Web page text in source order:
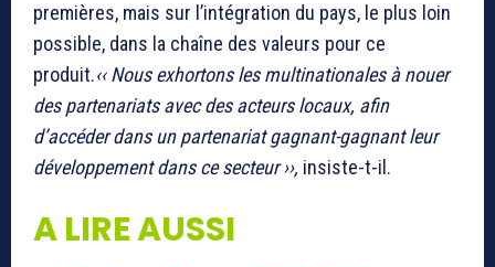
premières, mais sur l’intégration du pays, le plus loin
possible, dans la chaîne des valeurs pour ce
produit.‹‹ Nous exhortons les multinationales à nouer
des partenariats avec des acteurs locaux, afin
d’accéder dans un partenariat gagnant-gagnant leur
développement dans ce secteur ››, insiste-t-il.
A LIRE AUSSI